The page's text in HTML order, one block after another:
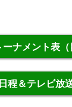
ナメント表（
程＆テレビ放